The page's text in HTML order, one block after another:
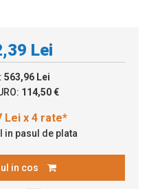
Lei
563,96 Lei
114,50 €
in pasul de plata
in cos